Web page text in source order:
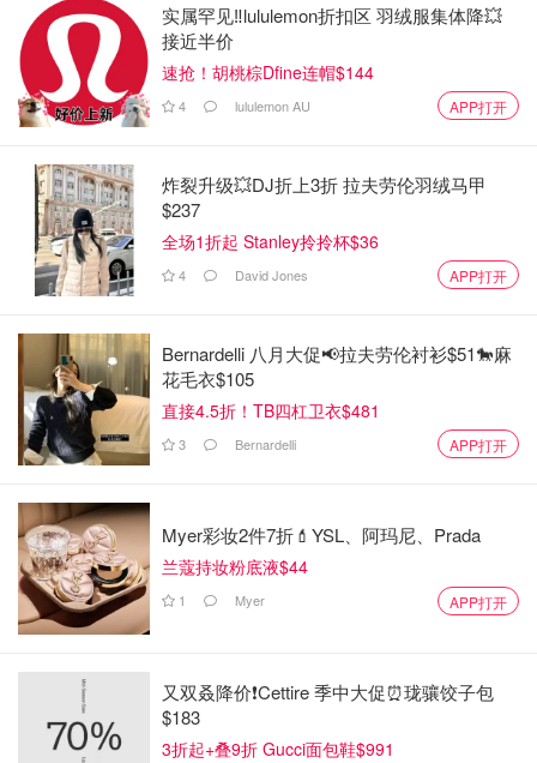
实属罕见‼️lululemon折扣区 羽绒服集体降💥
接近半价
速抢！胡桃棕Dfine连帽$144
4 lululemon AU APP打开
炸裂升级💥DJ折上3折 拉夫劳伦羽绒马甲
$237
全场1折起 Stanley拎拎杯$36
4 David Jones APP打开
Bernardelli 八月大促📢拉夫劳伦衬衫$51🐎麻
花毛衣$105
直接4.5折！TB四杠卫衣$481
3 Bernardelli APP打开
Myer彩妆2件7折💄YSL、阿玛尼、Prada
兰蔻持妆粉底液$44
1 Myer APP打开
又双叒降价❗️Cettire 季中大促⏰珑骧饺子包
$183
3折起+叠9折 Gucci面包鞋$991